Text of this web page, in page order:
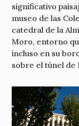
significativo
museo de las
catedral de la
Moro, entorno
incluso en su
sobre el túnel de